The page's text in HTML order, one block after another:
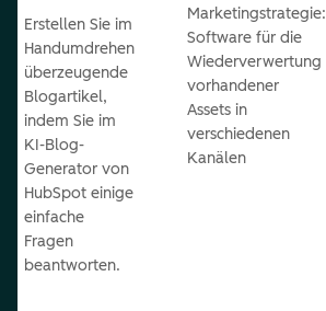
Erstellen Sie im
Handumdrehen
überzeugende
Blogartikel,
indem Sie im
KI-Blog-
Generator von
HubSpot einige
einfache
Fragen
beantworten.
Marketingstrategie:
Software für die
Wiederverwertung
vorhandener
Assets in
verschiedenen
Kanälen